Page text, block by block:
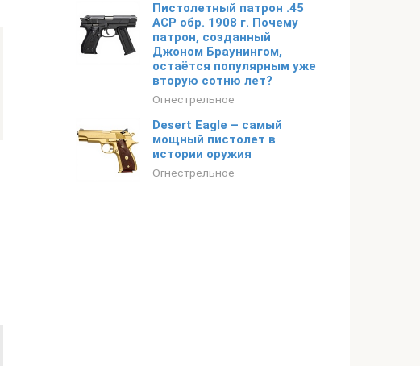
Пистолетный патрон .45
ACP обр. 1908 г. Почему
патрон, созданный
Джоном Браунингом,
остаётся популярным уже
вторую сотню лет?
Огнестрельное
Desert Eagle – самый
мощный пистолет в
истории оружия
Огнестрельное